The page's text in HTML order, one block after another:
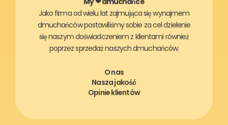
Jako firma od wielu lat zajmująca się wynajmem
dmuchańców postawiliśmy sobie za cel dzielenie
się naszym doświadczeniem z klientami również
poprzez sprzedaż naszych dmuchańców.
O nas
Nasza jakość
Opinie klientów